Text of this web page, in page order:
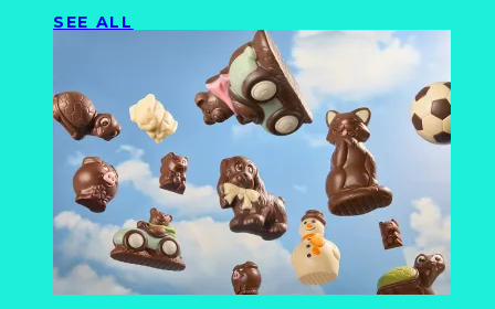
SEE ALL